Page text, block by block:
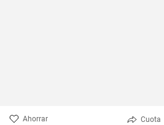
Ahorrar Cuota